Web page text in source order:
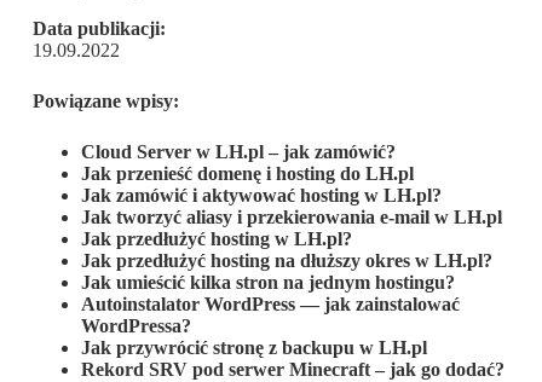
Data publikacji:
19.09.2022
Powiązane wpisy:
Cloud Server w LH.pl – jak zamówić?
Jak przenieść domenę i hosting do LH.pl
Jak zamówić i aktywować hosting w LH.pl?
Jak tworzyć aliasy i przekierowania e-mail w LH.pl
Jak przedłużyć hosting w LH.pl?
Jak przedłużyć hosting na dłuższy okres w LH.pl?
Jak umieścić kilka stron na jednym hostingu?
Autoinstalator WordPress — jak zainstalować
WordPressa?
Jak przywrócić stronę z backupu w LH.pl
Rekord SRV pod serwer Minecraft – jak go dodać?